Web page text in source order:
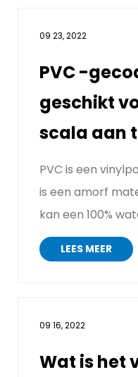
09 23, 2022
PVC -
geschikt
scala aan
PVC is een
is een amorf materiaal. PVC-
kan een 100%
Het heeft de eige...
LEES MEER
09 16, 2022
Wat is het